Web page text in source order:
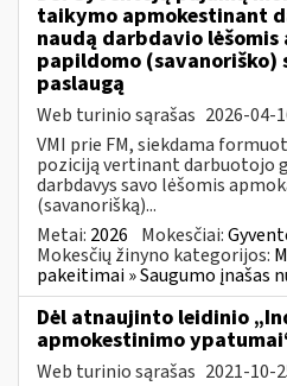
taikymo apmokestinant
naudą darbdavio lėšomis
papildomo (savanoriško)
paslaugą
Web turinio sąrašas 2026-04-
VMI prie FM, siekdama
poziciją vertinant darbuotojo
darbdavys savo lėšomis
(savanorišką)...
Metai: 2026 Mokesčiai:
Mokesčių žinyno kategorijos:
pakeitimai » Saugumo įnašas
Dėl atnaujinto leidinio
apmokestinimo
Web turinio sąrašas 2021-10-